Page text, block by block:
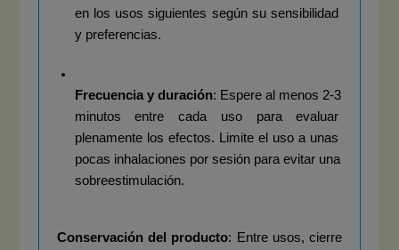
en los usos siguientes según su sensibilidad
y preferencias.
Frecuencia y duración: Espere al menos 2-3
minutos entre cada uso para evaluar
plenamente los efectos. Limite el uso a unas
pocas inhalaciones por sesión para evitar una
sobreestimulación.
Conservación del producto: Entre usos, cierre